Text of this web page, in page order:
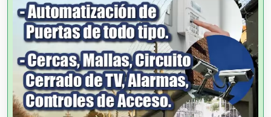
Alimentos
Almacenaje
Alquiler de Autos